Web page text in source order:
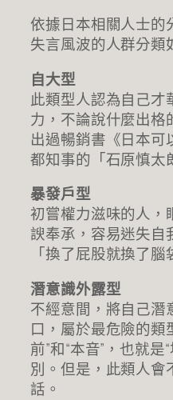
依據日本相關人士的
失言風波的人群分類
自大型
此類型人認為自己才
力，不論說什麼出格
出過暢銷書《日本
都知事的「石原慎太
暴發戶型
初嘗權力滋味的人，
諛奉承，容易迷失自
「換了屁股就換了
潛意識外露型
不經意間，將自己潛
口，屬於最危險的類
前”和“本音”，也就是
別。但是，此類人會
話。